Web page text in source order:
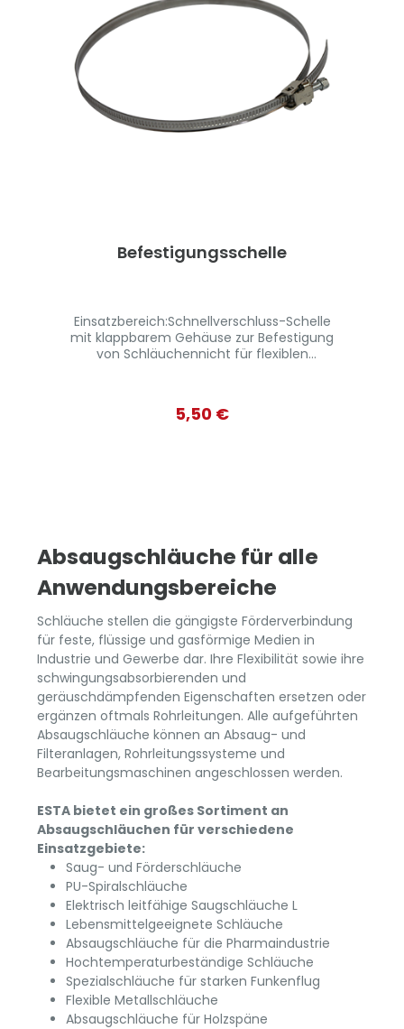
Förderung brennbarer Schüttgüter und in
explosionsgefährdeten Bereichen (Ex-
Schutz) Fertigungslänge 10m Weitere
Abmessungen und höhere Temperaturen
auf Anfrage erhältlich - Metallschlauch
nicht für Absaugarme geeignet
Befestigungsschelle
Einsatzbereich:Schnellverschluss-Schelle
mit klappbarem Gehäuse zur Befestigung
von Schläuchennicht für flexiblen
schnelles Öffnen und Schließen Flexibel
5,50 €
Absaugschläuche für alle
Anwendungsbereiche
Schläuche stellen die gängigste Förderverbindung
für feste, flüssige und gasförmige Medien in
Industrie und Gewerbe dar. Ihre Flexibilität sowie ihre
schwingungsabsorbierenden und
geräuschdämpfenden Eigenschaften ersetzen oder
ergänzen oftmals Rohrleitungen. Alle aufgeführten
Absaugschläuche können an Absaug- und
Filteranlagen, Rohrleitungssysteme und
Bearbeitungsmaschinen angeschlossen werden.
ESTA bietet ein großes Sortiment an
Absaugschläuchen für verschiedene
Einsatzgebiete:
Saug- und Förderschläuche
PU-Spiralschläuche
Elektrisch leitfähige Saugschläuche L
Lebensmittelgeeignete Schläuche
Absaugschläuche für die Pharmaindustrie
Hochtemperaturbeständige Schläuche
Spezialschläuche für starken Funkenflug
Flexible Metallschläuche
Absaugschläuche für Holzspäne